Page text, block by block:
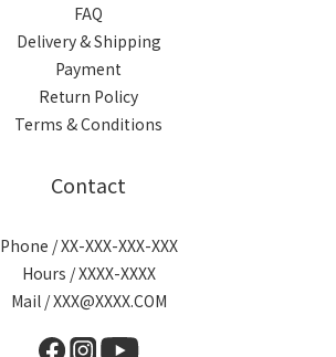
FAQ
Delivery & Shipping
Payment
Return Policy
Terms & Conditions
Contact
Phone / XX-XXX-XXX-XXX
Hours / XXXX-XXXX
Mail / XXX@XXXX.COM